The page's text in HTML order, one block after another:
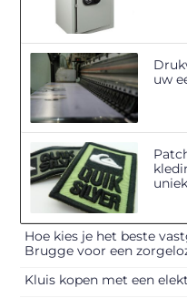
uw
Hoe kies je het beste
Brugge voor een
Kluis kopen met een